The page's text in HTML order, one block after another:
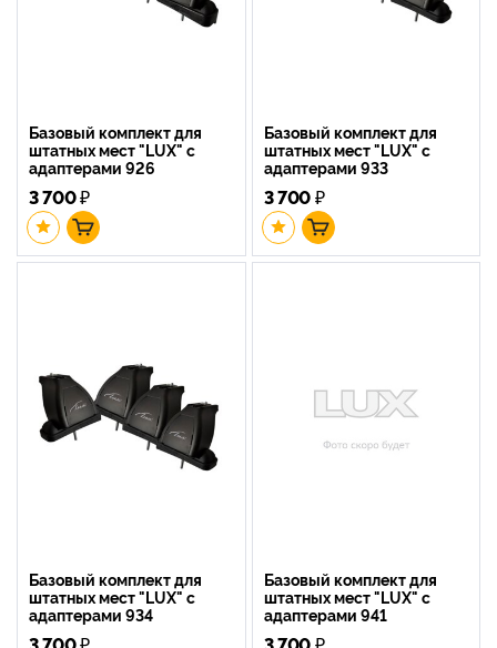
Базовый комплект для
штатных мест "LUX" с
адаптерами 926
3 700₽
Базовый комплект для
штатных мест "LUX" с
адаптерами 933
3 700₽
Базовый комплект для
штатных мест "LUX" с
адаптерами 934
Базовый комплект для
штатных мест "LUX" с
адаптерами 941